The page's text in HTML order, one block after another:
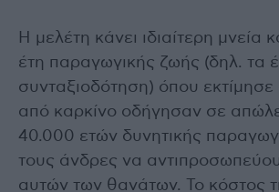
Η μελέτη κάνει ιδιαίτερη μνεία
έτη παραγωγικής ζωής (δηλ. τα
συνταξιοδότηση) όπου εκτίμησε
από καρκίνο οδήγησαν σε
40.000 ετών δυνητικής
τους άνδρες να
αυτών των θανάτων. Το κόστος